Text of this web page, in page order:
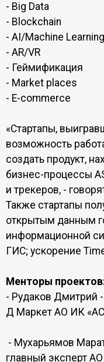
- Big Data
- Blockchain
- AI/Machine Learning
- AR/VR
- Геймификация
- Market places
- E-commerce
«Стартапы,
возможность
создать продукт,
бизнес-процессы
и трекеров, -
Также стартапы
открытым данным
информационной
ГИС; ускорение
Менторы
- Рудаков Дмитрий
Д Маркет АО ИК
- Мухарьямов
главный эксперт